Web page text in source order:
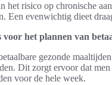
het risico op chronische
Een evenwichtig dieet
het plannen van
gezonde
Dit zorgt ervoor dat
voor de hele week.